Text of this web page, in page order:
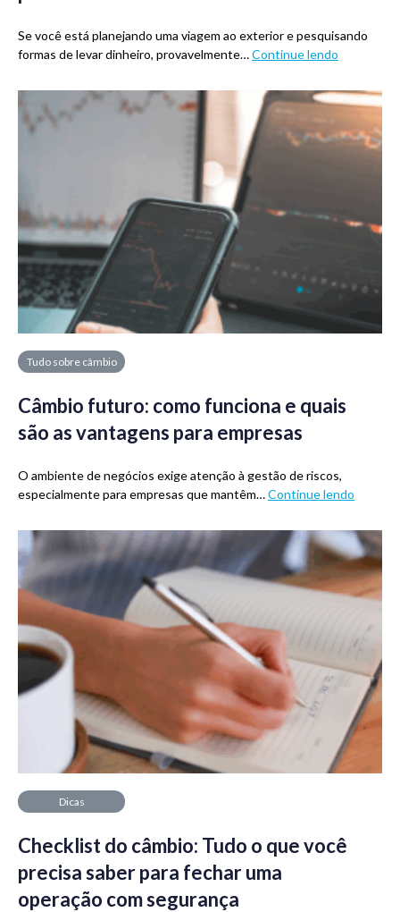
Se você está planejando uma viagem ao exterior e pesquisando
formas de levar dinheiro, provavelmente…Continue lendo
Tudo sobre câmbio
Câmbio futuro: como funciona e quais
são as vantagens para empresas
O ambiente de negócios exige atenção à gestão de riscos,
especialmente para empresas que mantêm…Continue lendo
Dicas
Checklist do câmbio: Tudo o que você
precisa saber para fechar uma
operação com segurança